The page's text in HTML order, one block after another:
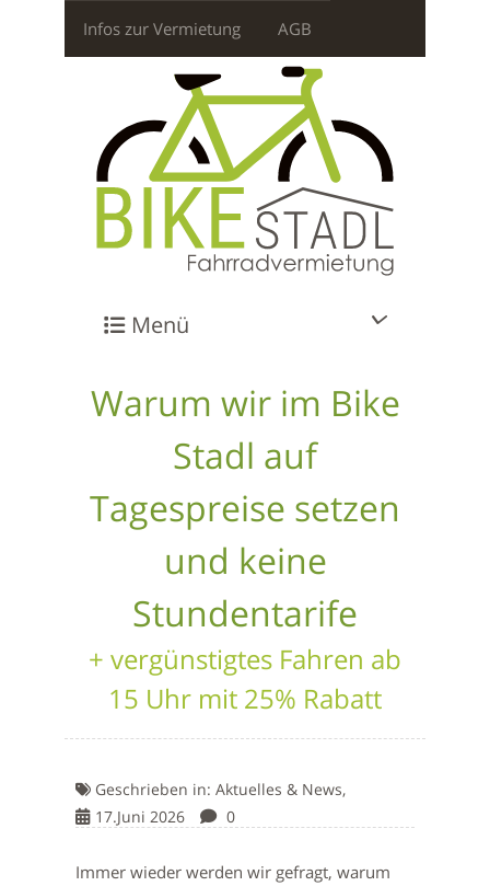
Infos zur Vermietung AGB
Menü
Warum wir im Bike
Stadl auf
Tagespreise setzen
und keine
Stundentarife
+ vergünstigtes Fahren ab
15 Uhr mit 25% Rabatt
Geschrieben in: Aktuelles & News,
17.Juni 2026
0
Immer wieder werden wir gefragt, warum